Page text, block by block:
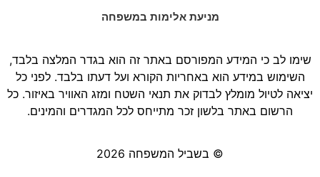
מניעת אלימות במשפחה
שימו לב כי המידע המפורסם באתר זה הוא בגדר המלצה בלבד,
השימוש במידע הוא באחריות הקורא ועל דעתו בלבד. לפני כל
יציאה לטיול מומלץ לבדוק את תנאי השטח ומזג האוויר באיזור. כל
הרשום באתר בלשון זכר מתייחס לכל המגדרים והמינים.
© בשביל המשפחה 2026